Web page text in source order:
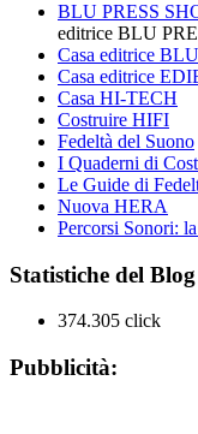
BLU PRESS
editrice BLU
Casa editrice
Casa editrice
Casa HI-TECH
Costruire HIFI
Fedeltà del Suono
I Quaderni di
Le Guide di
Nuova HERA
Percorsi Sonori:
Statistiche del Blog
374.305 click
Pubblicità: